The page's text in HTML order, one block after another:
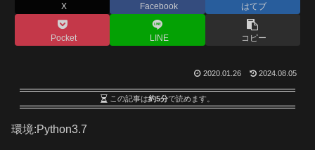
X Facebook はてブ
Pocket LINE コピー
2020.01.26 2024.08.05
この記事は約5分で読めます。
環境:Python3.7